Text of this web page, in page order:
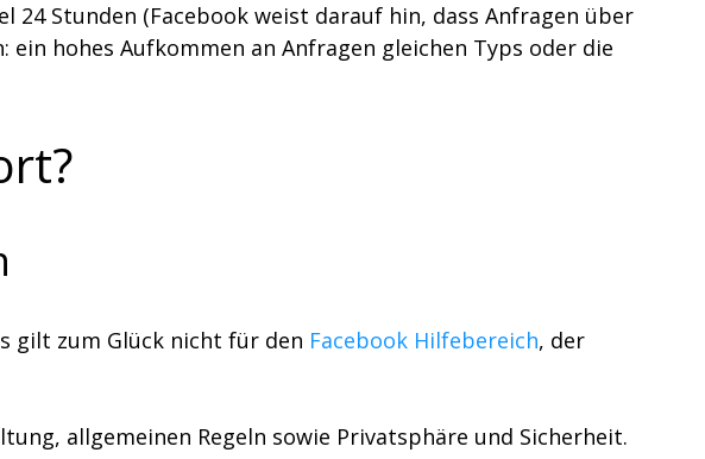
Stunden (Facebook weist darauf hin, dass Anfragen über
hohes Aufkommen an Anfragen gleichen Typs oder die
gilt zum Glück nicht für den Facebook Hilfebereich, der
allgemeinen Regeln sowie Privatsphäre und Sicherheit.